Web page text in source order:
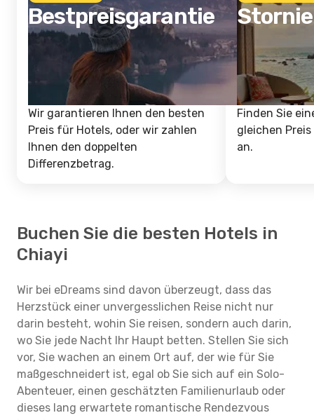
Bestpreisgarantie
Wir garantieren Ihnen den besten
Preis für Hotels, oder wir zahlen
Ihnen den doppelten
Differenzbetrag.
Finden Sie
gleichen
an.
Buchen Sie die besten Hotels in
Chiayi
Wir bei eDreams sind davon überzeugt, dass das
Herzstück einer unvergesslichen Reise nicht nur
darin besteht, wohin Sie reisen, sondern auch darin,
wo Sie jede Nacht Ihr Haupt betten. Stellen Sie sich
vor, Sie wachen an einem Ort auf, der wie für Sie
maßgeschneidert ist, egal ob Sie sich auf ein Solo-
Abenteuer, einen geschätzten Familienurlaub oder
dieses lang erwartete romantische Rendezvous